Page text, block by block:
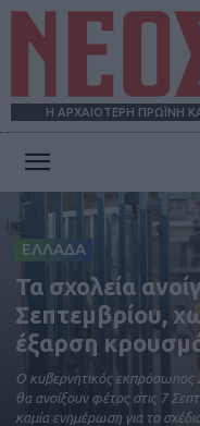
Η ΑΡΧΑΙΟΤΕΡΗ ΠΡΩΪΝΗ
ΕΛΛΑΔΑ
Τα σχολεία
Σεπτεμβρίου,
έξαρση
Ο κυβερνητικός εκπρόσωπος
θα ανοίξουν φέτος στις 7
καμία ενημέρωση για το